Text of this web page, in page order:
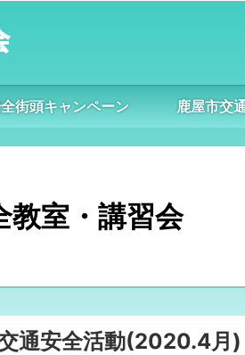
街頭キャンペーン 鹿屋市交
教室・講習会
通安全活動(2020.4月)